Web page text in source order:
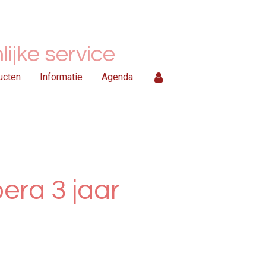
service
Informatie Agenda
3 jaar